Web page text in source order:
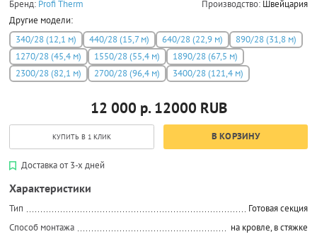
Бренд: Profi Therm Производство: Швейцария
Другие модели:
340/28 (12,1 м)
440/28 (15,7 м) 640/28 (22,9 м)
890/28 (31,8 м)
1270/28 (45,4 м)
1550/28 (55,4 м)
1890/28 (67,5 м)
2300/28 (82,1 м)
2700/28 (96,4 м) 3400/28 (121,4 м)
12 000 р. 12000 RUB
КУПИТЬ В 1 КЛИК В КОРЗИНУ
Доставка от 3-х дней
Характеристики
Тип
Готовая секция
Способ монтажа
на кровле, в стяжке